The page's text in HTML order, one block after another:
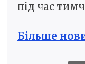
під час
Більше